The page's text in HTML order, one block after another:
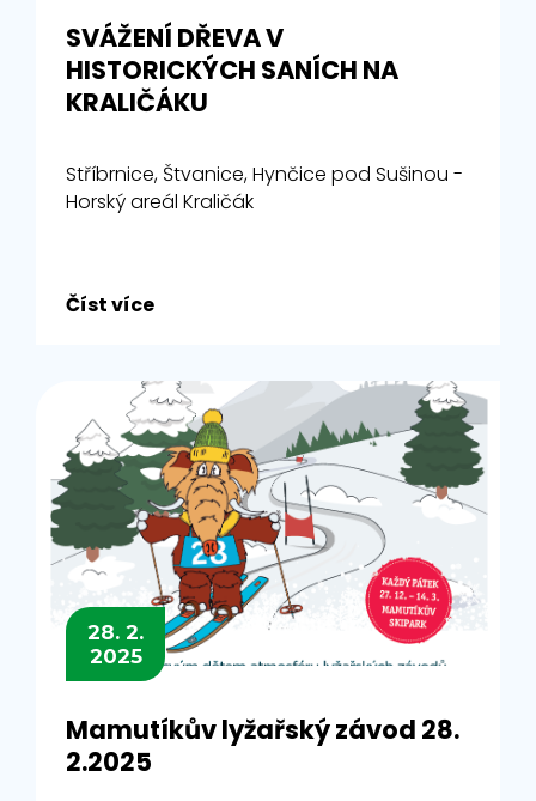
SVÁŽENÍ DŘEVA V
HISTORICKÝCH SANÍCH NA
KRALIČÁKU
Stříbrnice, Štvanice, Hynčice pod Sušinou -
Horský areál Kraličák
Číst více
28. 2.
2025
Mamutíkův lyžařský závod 28.
2.2025